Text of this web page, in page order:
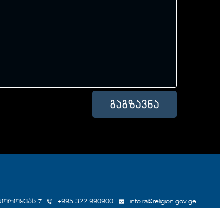
7 +995 322 990900 info.ra@religion.gov.ge